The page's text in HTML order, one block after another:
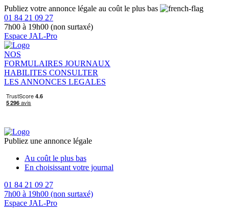
Publiez votre annonce légale au coût le plus bas
01 84 21 09 27
7h00 à 19h00 (non surtaxé)
Espace JAL-Pro
NOS
FORMULAIRES JOURNAUX
HABILITES CONSULTER
LES ANNONCES LEGALES
Publiez une annonce légale
Au coût le plus bas
En choisissant votre journal
01 84 21 09 27
7h00 à 19h00 (non surtaxé)
Espace JAL-Pro